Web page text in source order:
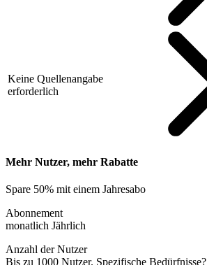
Keine Quellenangabe
erforderlich
Mehr Nutzer, mehr Rabatte
Spare 50% mit einem Jahresabo
Abonnement
monatlich Jährlich
Anzahl der Nutzer
Bis zu 1000 Nutzer. Spezifische Bedürfnisse?